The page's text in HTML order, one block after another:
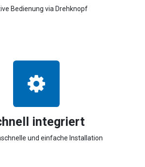
Bedienung via Drehknopf
integriert
und einfache Installation